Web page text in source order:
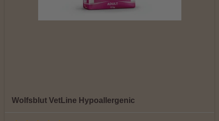
Wolfsblut VetLine Hypoallergenic